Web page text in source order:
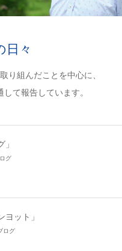
日々
り組んだことを中心に、
て報告しています。
」
グ
ヨット」
ログ